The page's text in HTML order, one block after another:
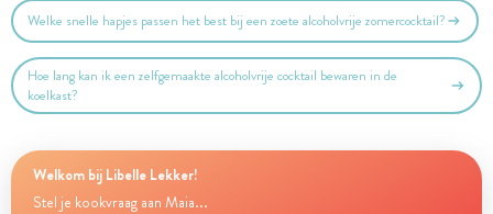
Welke snelle hapjes passen het best bij een zoete alcoholvrije zomercocktail?
Hoe lang kan ik een zelfgemaakte alcoholvrije cocktail bewaren in de
koelkast?
Welkom bij Libelle Lekker!
Stel je kookvraag aan Maia...